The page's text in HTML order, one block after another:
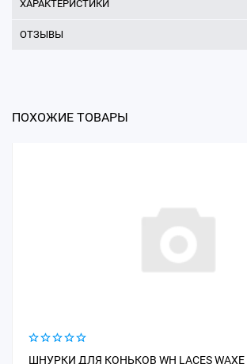
ХАРАКТЕРИСТИКИ
ОТЗЫВЫ
ПОХОЖИЕ ТОВАРЫ
ШНУРКИ ДЛЯ КОНЬКОВ WH LACES